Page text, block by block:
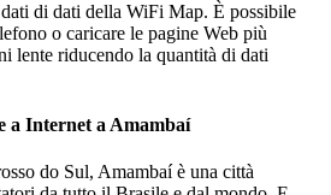
di dati della WiFi Map. È possibile
o caricare le pagine Web più
lente riducendo la quantità di dati
a Internet a Amambaí
do Sul, Amambaí è una città